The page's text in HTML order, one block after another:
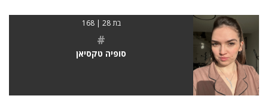
בת 28 | 168
#
סופיה טקסיאן